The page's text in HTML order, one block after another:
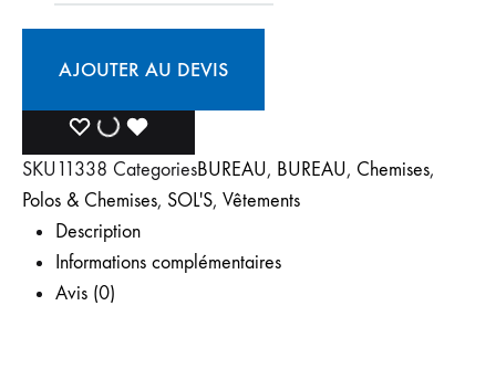
AJOUTER AU DEVIS
AJOUTER
À
LISTE
DE
AJOUT
À
LISTE
AJOUTÉ
LA
SKU11338 CategoriesBUREAU, BUREAU, Chemises,
Polos & Chemises, SOL'S, Vêtements
Description
Informations complémentaires
Avis (0)